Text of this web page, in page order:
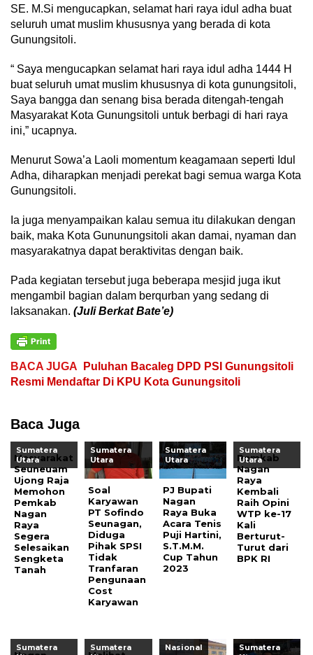
SE. M.Si mengucapkan, selamat hari raya idul adha buat
seluruh umat muslim khususnya yang berada di kota
Gunungsitoli.
“ Saya mengucapkan selamat hari raya idul adha 1444 H
buat seluruh umat muslim khususnya di kota gunungsitoli,
Saya bangga dan senang bisa berada ditengah-tengah
Masyarakat Kota Gunungsitoli untuk berbagi di hari raya
ini,” ucapnya.
Menurut Sowa’a Laoli momentum keagamaan seperti Idul
Adha, diharapkan menjadi perekat bagi semua warga Kota
Gunungsitoli.
Ia juga menyampaikan kalau semua itu dilakukan dengan
baik, maka Kota Gununungsitoli akan damai, nyaman dan
masyarakatnya dapat beraktivitas dengan baik.
Pada kegiatan tersebut juga beberapa mesjid juga ikut
mengambil bagian dalam berqurban yang sedang di
laksanakan. (Juli Berkat Bate’e)
BACA JUGA
Puluhan Bacaleg DPD PSI Gunungsitoli
Resmi Mendaftar Di KPU Kota Gunungsitoli
Baca Juga
Sumatera
Utara
Masyarakat
Seuneuam
Ujong Raja
Memohon
Pemkab
Nagan
Raya
Segera
Selesaikan
Sengketa
Tanah
Sumatera
Utara
Soal
Karyawan
PT Sofindo
Seunagan,
Diduga
Pihak SPSI
Tidak
Tranfaran
Pengunaan
Cost
Karyawan
Sumatera
Utara
PJ Bupati
Nagan
Raya Buka
Acara Tenis
Puji Hartini,
S.T.M.M.
Cup Tahun
2023
Sumatera
Utara
Pemkab
Nagan
Raya
Kembali
Raih Opini
WTP ke-17
Kali
Berturut-
Turut dari
BPK RI
Sumatera
Sumatera
Nasional
Sumatera